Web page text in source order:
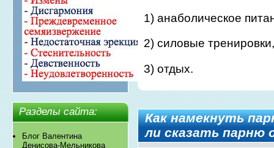
Разделы сайта:
Блог Валентина
Денисова-Мельникова
1) анаболическое
2) силовые
3) отдых.
Как намекнуть
ли сказать парню